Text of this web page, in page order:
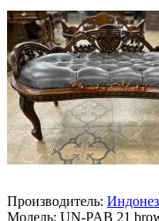
Производитель:
Модель: UN-PAB 21